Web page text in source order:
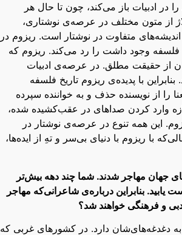
در ادبیات باز می‌کند، چون تا حال هر
از متون مختلف در عرصه‌ی نوشتاری،
متفاوت در نوشتار است. ریزوم در
وجود داشت را رد می‌کند. ریزوم که
از حقیقت مطلق. در عرصه‌ی ادبیات
با پدیده‌ی ریزوم تاریخ فلسفه
را از نویسنده حذف و به خواننده سپرده
وارد کردن صداهای در عقب‌کشیده شده،
این همه تنوع در عرصه‌ی نوشتار در
با ریزوم با دنیای بی‌سر و تهِ از ایده‌ها،
جهان مهاجر شدند. شما چند دهه بیش‌تر
بنابراین درباره‌ی شاعرانی‌که مهاجر
و فرهنگی خواهند شد؟
به دغدغه‌های‌شان دارد. در کشورهای غربی که